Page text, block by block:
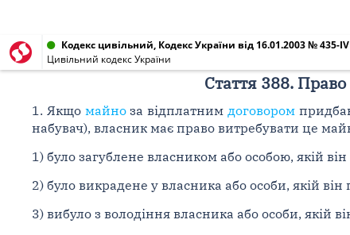
Кодекс цивільний, Кодекс України від 16.01.2003 № 435-IV
Цивільний кодекс України